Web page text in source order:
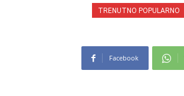
TRENUTNO POPULARNO
Facebook